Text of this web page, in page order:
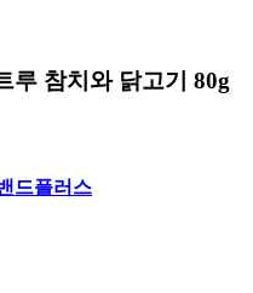
루 참치와 닭고기 80g
드플러스